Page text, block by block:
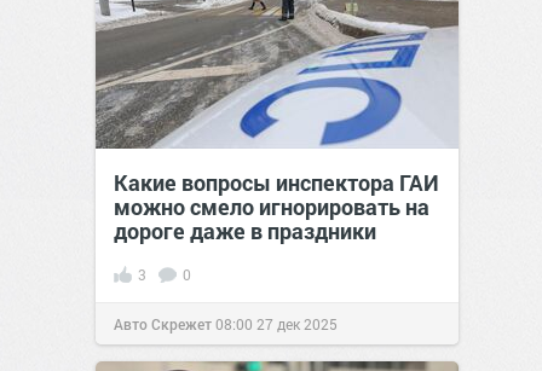
Какие вопросы инспектора ГАИ
можно смело игнорировать на
дороге даже в праздники
3 0
Авто Скрежет08:00 27 дек 2025